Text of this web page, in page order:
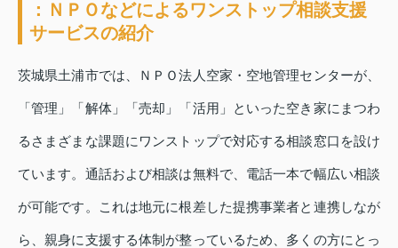
：ＮＰＯなどによるワンストップ相談支援
サービスの紹介
茨城県土浦市では、ＮＰＯ法人空家・空地管理センターが、
「管理」「解体」「売却」「活用」といった空き家にまつわ
るさまざまな課題にワンストップで対応する相談窓口を設け
ています。通話および相談は無料で、電話一本で幅広い相談
が可能です。これは地元に根差した提携事業者と連携しなが
ら、親身に支援する体制が整っているため、多くの方にとっ